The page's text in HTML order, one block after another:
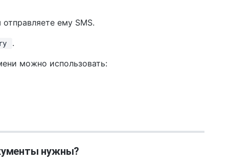
ему SMS.
.
можно использовать:
нужны?